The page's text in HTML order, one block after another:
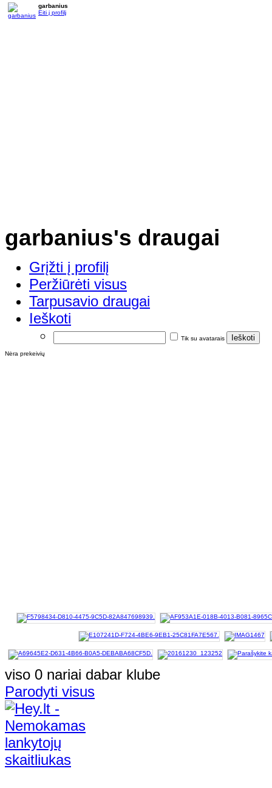
garbanius
Eiti į profilį
garbanius's draugai
Grįžti į profilį
Peržiūrėti visus
Tarpusavio draugai
Ieškoti
Tik su avatarais
Nėra prekeivių
viso 0 nariai dabar klube
Parodyti visus